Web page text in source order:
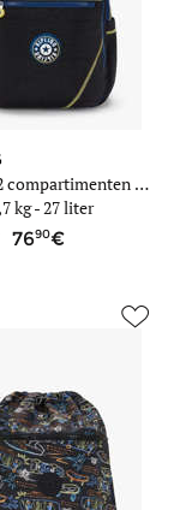
Rugzak 2 compartimenten met 15" laptopvak
kg- 27 liter
7690